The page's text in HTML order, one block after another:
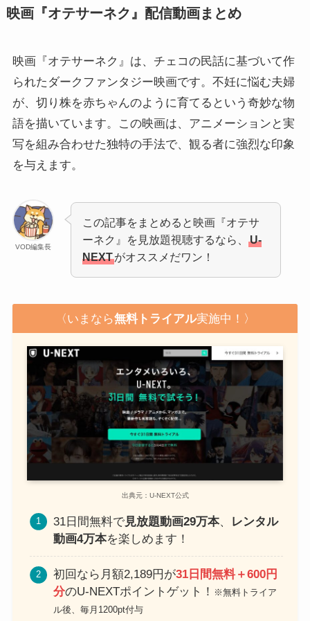
映画『オテサーネク』配信動画まとめ
映画『オテサーネク』は、チェコの民話に基づいて作
られたダークファンタジー映画です。不妊に悩む夫婦
が、切り株を赤ちゃんのように育てるという奇妙な物
語を描いています。この映画は、アニメーションと実
写を組み合わせた独特の手法で、観る者に強烈な印象
を与えます。
VOD編集長
この記事をまとめると映画『オテサ
ーネク』を見放題視聴するなら、U-
NEXTがオススメだワン！
〈いまなら無料トライアル実施中！〉
出典元：U-NEXT公式
31日間無料で見放題動画29万本、 レンタル
動画4万本を楽しめます！
初回なら月額2,189円が31日間無料＋600円
分のU-NEXTポイントゲット！ ※無料トライア
ル後、毎月1200pt付与